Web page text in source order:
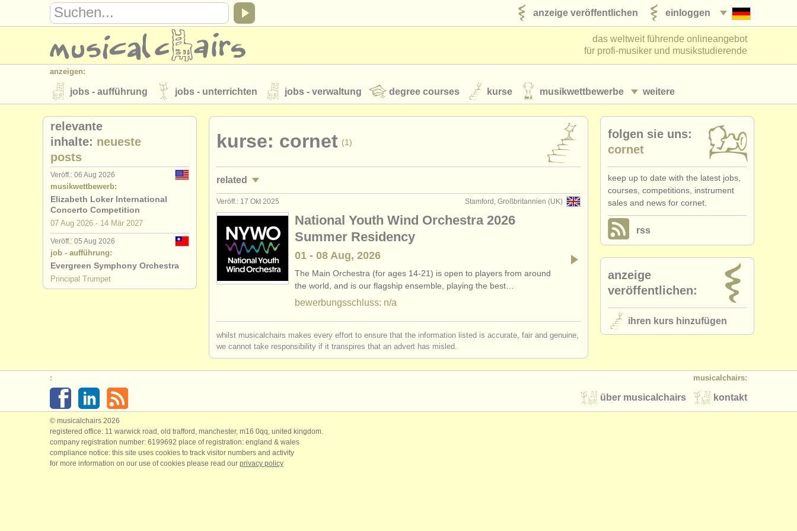
einloggen
anzeige veröffentlichen
das weltweit führende onlineangebot
für profi-musiker und musikstudierende
anzeigen:
weitere
jobs - aufführung jobs - unterrichten jobs - verwaltung degree courses kurse musikwettbewerbe
instrumentenverkauf gestohlene instrumente
verzeichnisse:
orchester
musicalchairs:
über musicalchairs kontakt rss feeds nachrichten in der klassischen musik
verlage:
anzeige veröffentlichen find out about our ATS ATS faq einloggen
kurse: cornet (1)
related
jobs - aufführung: trompete
jobs - unterrichten: trompete (2)
kurse/masterclass trompete (7)
degree courses: trompete (10)
wettbewerb trompet (5)
Stamford, Großbritannien (UK)
Veröff.: 17 Okt 2025
National Youth Wind Orchestra 2026
Summer Residency
01 - 08 Aug, 2026
The Main Orchestra (for ages 14-21) is open to players from around
the world, and is our flagship ensemble, playing the best…
bewerbungsschluss: n/a
whilst musicalchairs makes every effort to ensure that the information listed is accurate, fair and genuine,
we cannot take responsibility if it transpires that an advert has misled.
relevante
inhalte: neueste
posts
Veröff.: 06 Aug 2026
musikwettbewerb:
Elizabeth Loker International
Concerto Competition
07 Aug 2026 - 14 Mär 2027
Veröff.: 05 Aug 2026
job - aufführung:
Evergreen Symphony Orchestra
Principal Trumpet
folgen sie uns:
cornet
keep up to date with the latest jobs,
courses, competitions, instrument
sales and news for cornet.
rss
anzeige
veröffentlichen:
ihren kurs hinzufügen
musicalchairs:
kontakt
über musicalchairs
:
© musicalchairs 2026
registered office: 11 warwick road, old trafford, manchester, m16 0qq, united kingdom.
company registration number: ​6199692 place of registration: england & wales
compliance notice: ​this site uses cookies to track visitor numbers and activity
for more information on our use of cookies please read our privacy policy